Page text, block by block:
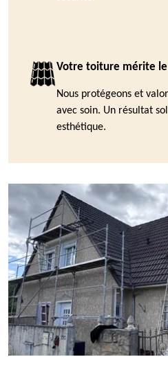
Votre toiture mérite
Nous protégeons et
avec soin. Un résultat
esthétique.